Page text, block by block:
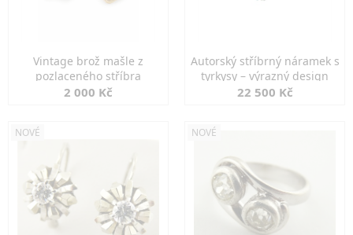
Vintage brož mašle z
pozlaceného stříbra
2 000 Kč
Autorský stříbrný náramek s
tyrkysy – výrazný design
22 500 Kč
NOVÉ NOVÉ